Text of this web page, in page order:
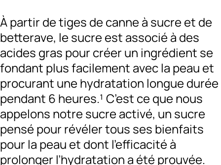
À partir de tiges de canne à sucre et de
betterave, le sucre est associé à des
acides gras pour créer un ingrédient se
fondant plus facilement avec la peau et
procurant une hydratation longue durée
pendant 6 heures.¹ C’est ce que nous
appelons notre sucre activé, un sucre
pensé pour révéler tous ses bienfaits
pour la peau et dont l’efficacité à
prolonger l’hydratation a été prouvée.